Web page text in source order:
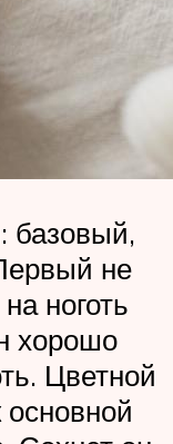
базовый,
не
ноготь
хорошо
Цветной
основной